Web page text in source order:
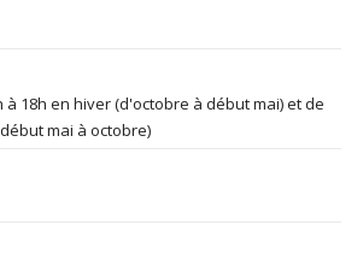
à 18h en hiver (d'octobre à début mai) et de
mai à octobre)